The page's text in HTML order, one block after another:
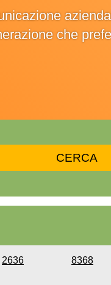
che
2636 8368